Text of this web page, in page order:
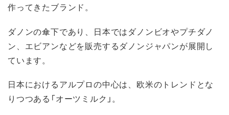
作ってきたブランド。
ダノンの傘下であり、日本ではダノンビオやプチダノ
ン、エビアンなどを販売するダノンジャパンが展開し
ています。
日本におけるアルプロの中心は、欧米のトレンドとな
りつつある「オーツミルク」。